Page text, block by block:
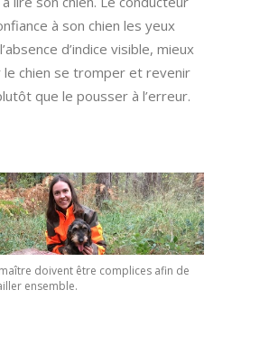
à son chien les yeux
d’indice visible, mieux
le chien se tromper et revenir
que le pousser à l’erreur.
doivent être complices afin de
ensemble.